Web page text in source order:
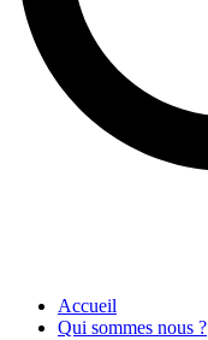
Accueil
Qui sommes nous ?